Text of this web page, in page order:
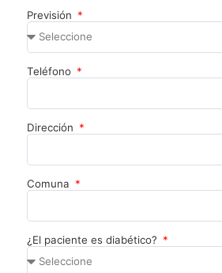
Previsión
Teléfono
Dirección
Comuna
¿El paciente es diabético?